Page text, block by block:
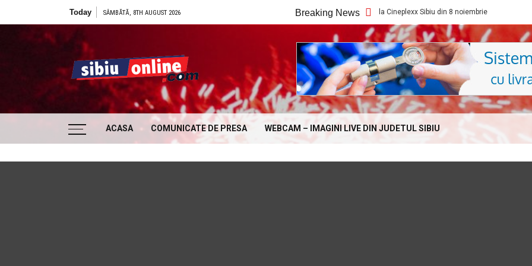
Today SÂMBĂTĂ, 8TH AUGUST 2026 Breaking News
Ce filme noi vedem la Cineplexx Sibiu din 8 noiembrie Ce filme
SibiuOnline.com
… locatii si evenimente din Sibiu!!!
ACASA COMUNICATE DE PRESA WEBCAM – IMAGINI LIVE DIN JUDETUL SIBIU